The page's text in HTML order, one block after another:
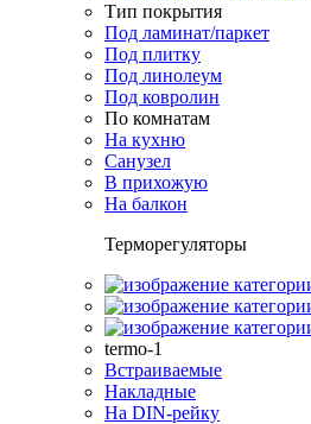
Тип покрытия
Под ламинат/паркет
Под плитку
Под линолеум
Под ковролин
По комнатам
На кухню
Санузел
В прихожую
На балкон
Терморегуляторы
termo-1
Встраиваемые
Накладные
На DIN-рейку